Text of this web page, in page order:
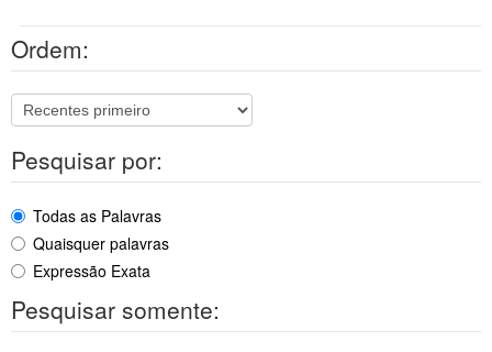
Ordem:
Pesquisar por:
Todas as Palavras
Quaisquer palavras
Expressão Exata
Pesquisar somente: